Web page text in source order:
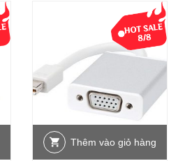
Thêm vào giỏ hàng